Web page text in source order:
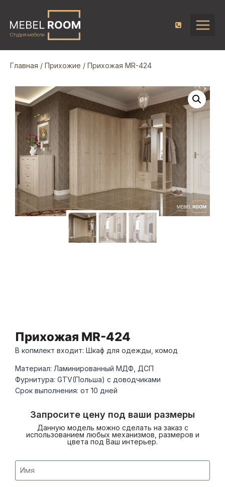
Главная / Прихожие / Прихожая MR-424
Прихожая MR-424
В копмлект входит: Шкаф для одежды, комод
Материал: Ламинированный МДФ, ДСП
Фурнитура: GTV(Польша) с доводчиками
Срок выполнения: от 10 дней
Запросите цену под ваши размеры
Данную модель можно сделать на заказ с
использованием любых механизмов, размеров и
цвета под Ваш интерьер.